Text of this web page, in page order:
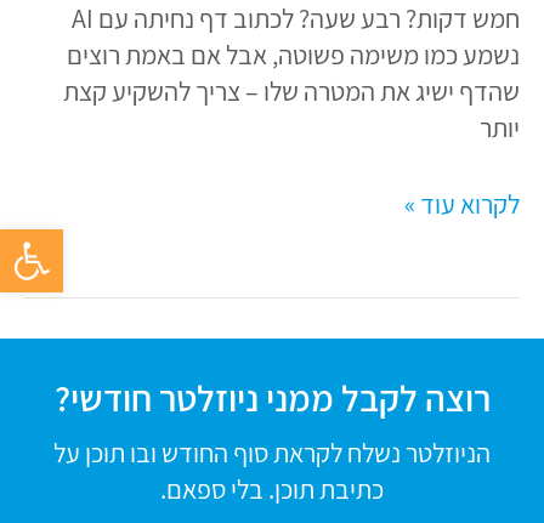
פתח
חמש דקות? רבע שעה? לכתוב דף נחיתה עם AI
נשמע כמו משימה פשוטה, אבל אם באמת רוצים
שהדף ישיג את המטרה שלו – צריך להשקיע קצת
יותר
לקרוא עוד »
רוצה לקבל ממני ניוזלטר חודשי?
הניוזלטר נשלח לקראת סוף החודש ובו תוכן על
כתיבת תוכן. בלי ספאם.